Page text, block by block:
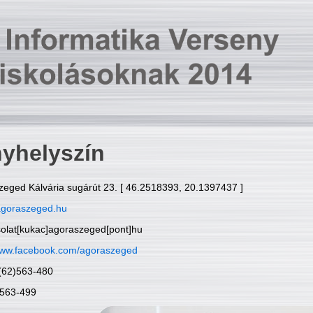
Kálvária sugárút 23. [ 46.2518393, 20.1397437 ]
agoraszeged
480
499